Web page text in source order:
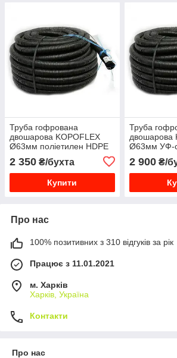
Труба гофрована
двошарова KOPOFLEX
Ø63мм поліетилен HDPE
2 350 ₴/бухта
Купити
Труба
двошарова
Ø63мм УФ-
KF
2 900₴/
Про нас
100% позитивних з 310 відгуків за рік
Працює з 11.01.2021
м. Харків
Харків, Україна
Контакти
Про нас